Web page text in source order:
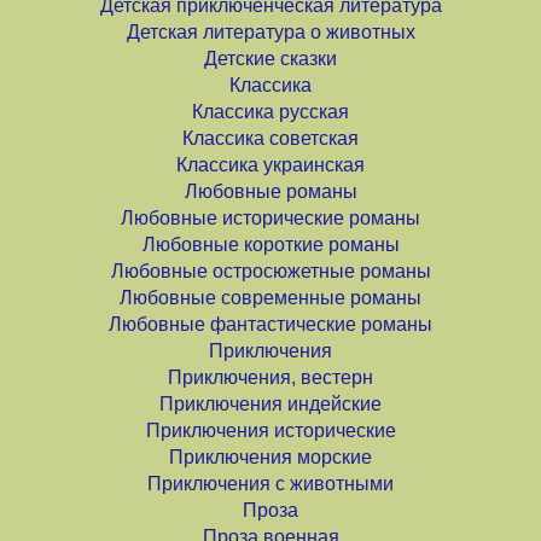
Детская приключенческая литература
Детская литература о животных
Детские сказки
Классика
Классика русская
Классика советская
Классика украинская
Любовные романы
Любовные исторические романы
Любовные короткие романы
Любовные остросюжетные романы
Любовные современные романы
Любовные фантастические романы
Приключения
Приключения, вестерн
Приключения индейские
Приключения исторические
Приключения морские
Приключения с животными
Проза
Проза военная